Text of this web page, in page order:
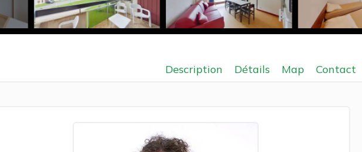
Description Détails Map Contact